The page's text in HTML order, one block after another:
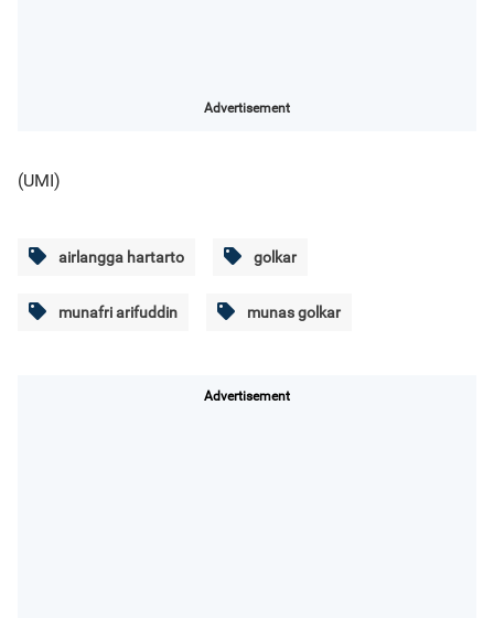
Advertisement
(UMI)
airlangga hartarto golkar
munafri arifuddin munas golkar
Advertisement